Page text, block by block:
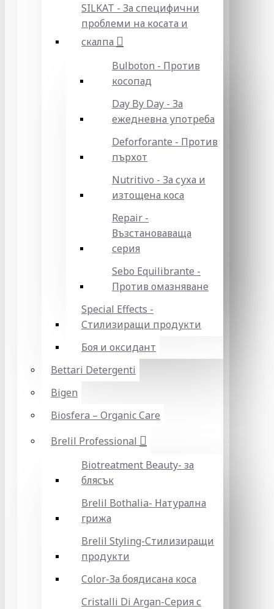
SILKAT - За специфични
проблеми на косата и
скалпа
Bulboton - Против
косопад
Day By Day - За
ежедневна употреба
Deforforante - Против
пърхот
Nutritivo - За суха и
изтощена коса
Repair -
Възстановаваща
серия
Sebo Equilibrante -
Против омазняване
Special Effects -
Стилизиращи продукти
Боя и оксидант
Bettari Detergenti
Bigen
Biosfera – Organic Care
Brelil Professional
Biotreatment Beauty- за
блясък
Brelil Bothalia- Натурална
грижа
Brelil Styling-Стилизиращи
продукти
Color-За боядисана коса
Cristalli Di Argan-Серия с